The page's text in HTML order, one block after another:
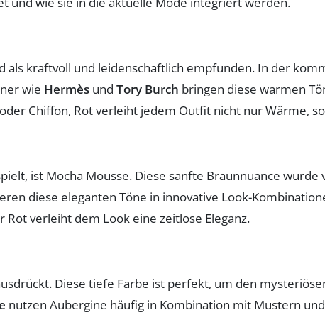
kraftvoll und leidenschaftlich empfunden. In der
wie Hermès und Tory Burch bringen diese warmen
Chiffon, Rot verleiht jedem Outfit nicht nur Wärme,
ist Mocha Mousse. Diese sanfte Braunnuance wurde
diese eleganten Töne in innovative Look-
verleiht dem Look eine zeitlose Eleganz.
Diese tiefe Farbe ist perfekt, um den
nutzen Aubergine häufig in Kombination mit Mustern